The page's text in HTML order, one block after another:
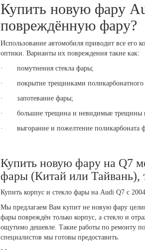
Купить новую фару
повреждённую фару?
Использование автомобиля приводит все его
оптики. Варианты их повреждения такие как:
· помутнения стекла фары;
· покрытие трещинками поликарбонатного
· запотевание фары;
· большие трещина и невидимые трещины
· выгорание и пожелтение поликарбоната
Купить новую фару на Q7
фары (Китай или Тайвань),
Купить корпус и стекло фары на Audi Q7 c
Мы предлагаем Вам купит не новую фару
фары повреждён только корпус, а стекло и
ощутимо дешевле. Такие работы по ремонту
специалистов мы готовы предоставить.